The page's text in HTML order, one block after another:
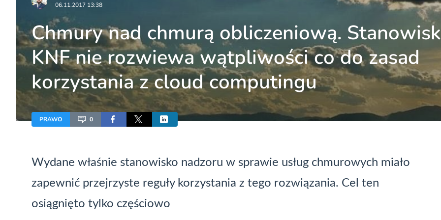
06.11.2017 13:38
Chmury nad chmurą obliczeniową.
KNF nie rozwiewa wątpliwości co do zasad
korzystania z cloud computingu
PRAWO 0
Wydane właśnie stanowisko nadzoru w sprawie usług chmurowych miało
zapewnić przejrzyste reguły korzystania z tego rozwiązania. Cel ten
osiągnięto tylko częściowo